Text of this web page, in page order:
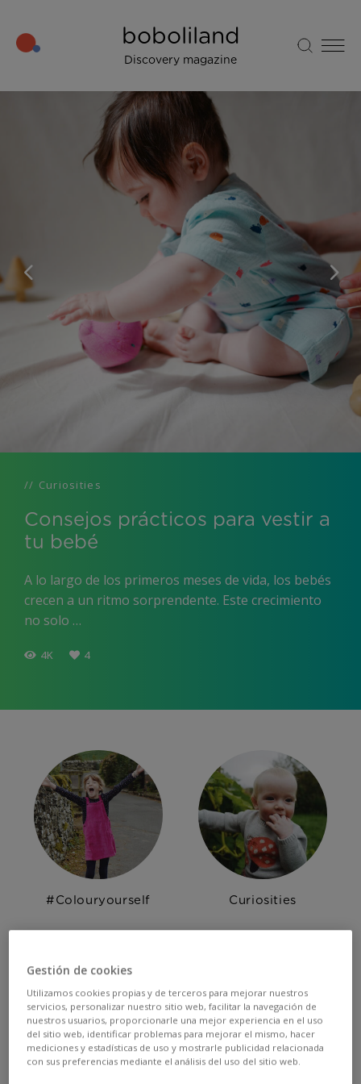
boboliland
Discovery magazine
Curiosities
Consejos prácticos para vestir a
tu bebé
A lo largo de los primeros meses de vida, los bebés
crecen a un ritmo sorprendente. Este crecimiento
no solo …
4K 4
#Colouryourself Curiosities
Gestión de cookies
Utilizamos cookies propias y de terceros para mejorar nuestros
servicios, personalizar nuestro sitio web, facilitar la navegación de
nuestros usuarios, proporcionarle una mejor experiencia en el uso
del sitio web, identificar problemas para mejorar el mismo, hacer
mediciones y estadísticas de uso y mostrarle publicidad relacionada
con sus preferencias mediante el análisis del uso del sitio web.